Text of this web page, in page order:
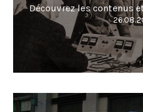
Découvrez les contenus